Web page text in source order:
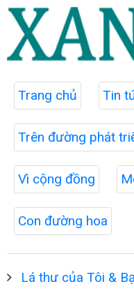
Trang chủ Tin
Trên đường phát
Vì cộng đồng
Con đường hoa
Lá thư của Tôi &